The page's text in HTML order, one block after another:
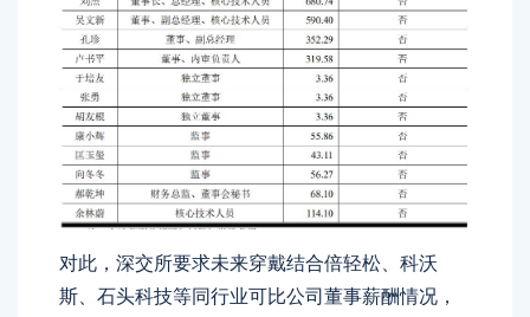
对此，深交所要求未来穿戴结合倍轻松、科沃
斯、石头科技等同行业可比公司董事薪酬情况，